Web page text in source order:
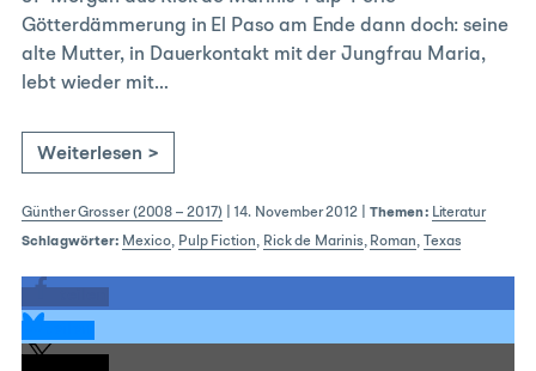
Götterdämmerung in El Paso am Ende dann doch: seine
alte Mutter, in Dauerkontakt mit der Jungfrau Maria,
lebt wieder mit…
Weiterlesen >
Günther Grosser (2008 – 2017)| 14. November 2012 Themen: Literatur
Schlagwörter: Mexico, Pulp Fiction, Rick de Marinis, Roman, Texas